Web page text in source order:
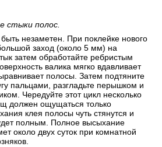
стыки полос.
незаметен. При поклейке нового
заход (около 5 мм) на
затем обработайте ребристым
валика мягко вдавливает
полосы. Затем подтяните
пальцами, разгладьте перышком и
Чередуйте этот цикл несколько
должен ощущаться только
клея полосы чуть стянутся и
полным. Полное высыхание
около двух суток при комнатной